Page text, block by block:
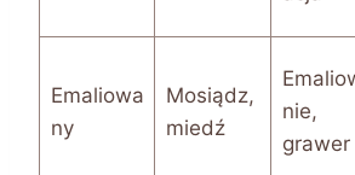
Emaliowa
ny
Mosiądz,
miedź
nie,
grawer